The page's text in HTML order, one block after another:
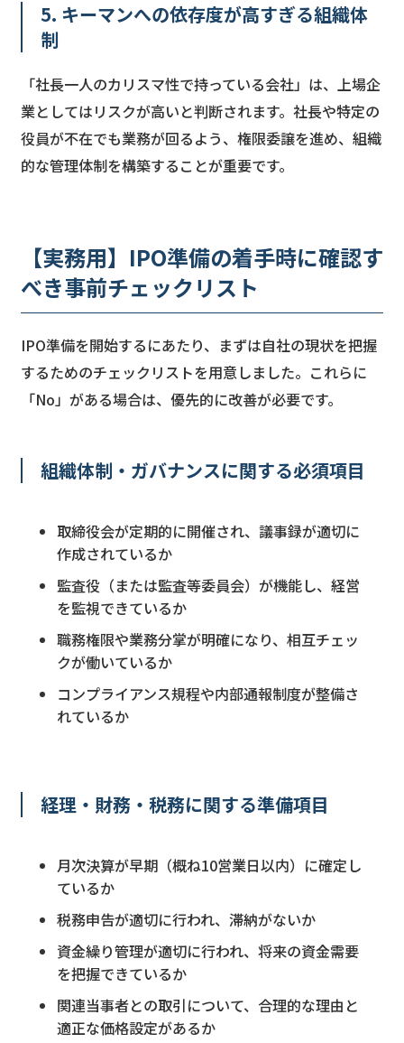
5. キーマンへの依存度が高すぎる組織体
制
「社長一人のカリスマ性で持っている会社」は、上場企
業としてはリスクが高いと判断されます。社長や特定の
役員が不在でも業務が回るよう、権限委譲を進め、組織
的な管理体制を構築することが重要です。
【実務用】IPO準備の着手時に確認す
べき事前チェックリスト
IPO準備を開始するにあたり、まずは自社の現状を把握
するためのチェックリストを用意しました。これらに
「No」がある場合は、優先的に改善が必要です。
組織体制・ガバナンスに関する必須項目
取締役会が定期的に開催され、議事録が適切に
作成されているか
監査役（または監査等委員会）が機能し、経営
を監視できているか
職務権限や業務分掌が明確になり、相互チェッ
クが働いているか
コンプライアンス規程や内部通報制度が整備さ
れているか
経理・財務・税務に関する準備項目
月次決算が早期（概ね10営業日以内）に確定し
ているか
税務申告が適切に行われ、滞納がないか
資金繰り管理が適切に行われ、将来の資金需要
を把握できているか
関連当事者との取引について、合理的な理由と
適正な価格設定があるか